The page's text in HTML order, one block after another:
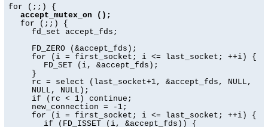
for (;;) {
accept_mutex_on ();
for (;;) {
fd_set accept_fds;
FD_ZERO (&accept_fds);
for (i = first_socket; i <= last_socket; ++i) {
FD_SET (i, &accept_fds);
}
rc = select (last_socket+1, &accept_fds, NULL,
NULL, NULL);
if (rc < 1) continue;
new_connection = -1;
for (i = first_socket; i <= last_socket; ++i) {
if (FD_ISSET (i, &accept_fds)) {